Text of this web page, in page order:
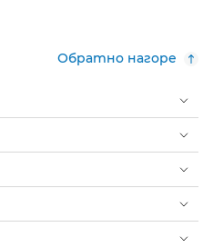
Обратно нагоре